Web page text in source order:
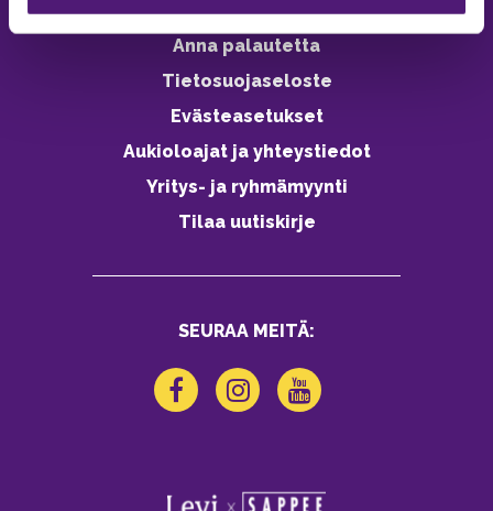
Avoimet työpaikat
Anna palautetta
Tietosuojaseloste
Evästeasetukset
Aukioloajat ja yhteystiedot
Yritys- ja ryhmämyynti
Tilaa uutiskirje
SEURAA MEITÄ: